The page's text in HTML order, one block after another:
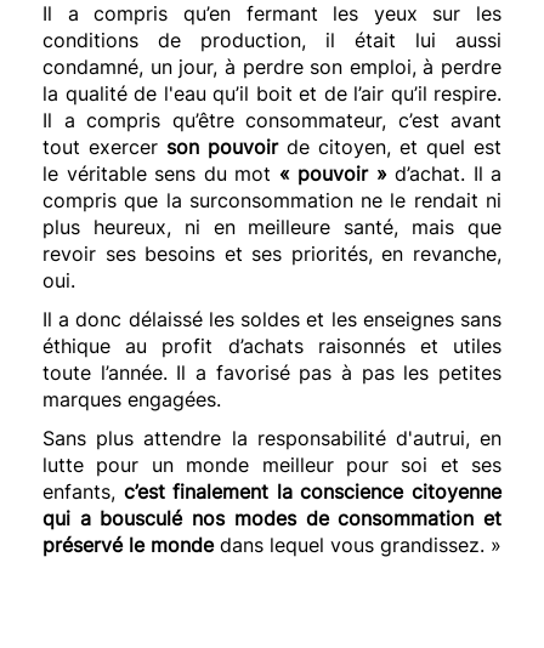
Il a compris qu’en fermant les yeux sur les
conditions de production, il était lui aussi
condamné, un jour, à perdre son emploi, à perdre
la qualité de l'eau qu’il boit et de l’air qu’il respire.
Il a compris qu’être consommateur, c’est avant
tout exercer son pouvoir de citoyen, et quel est
le véritable sens du mot « pouvoir » d’achat. Il a
compris que la surconsommation ne le rendait ni
plus heureux, ni en meilleure santé, mais que
revoir ses besoins et ses priorités, en revanche,
oui.
Il a donc délaissé les soldes et les enseignes sans
éthique au profit d’achats raisonnés et utiles
toute l’année. Il a favorisé pas à pas les petites
marques engagées.
Sans plus attendre la responsabilité d'autrui, en
lutte pour un monde meilleur pour soi et ses
enfants, c’est finalement la conscience citoyenne
qui a bousculé nos modes de consommation et
préservé le monde dans lequel vous grandissez. »